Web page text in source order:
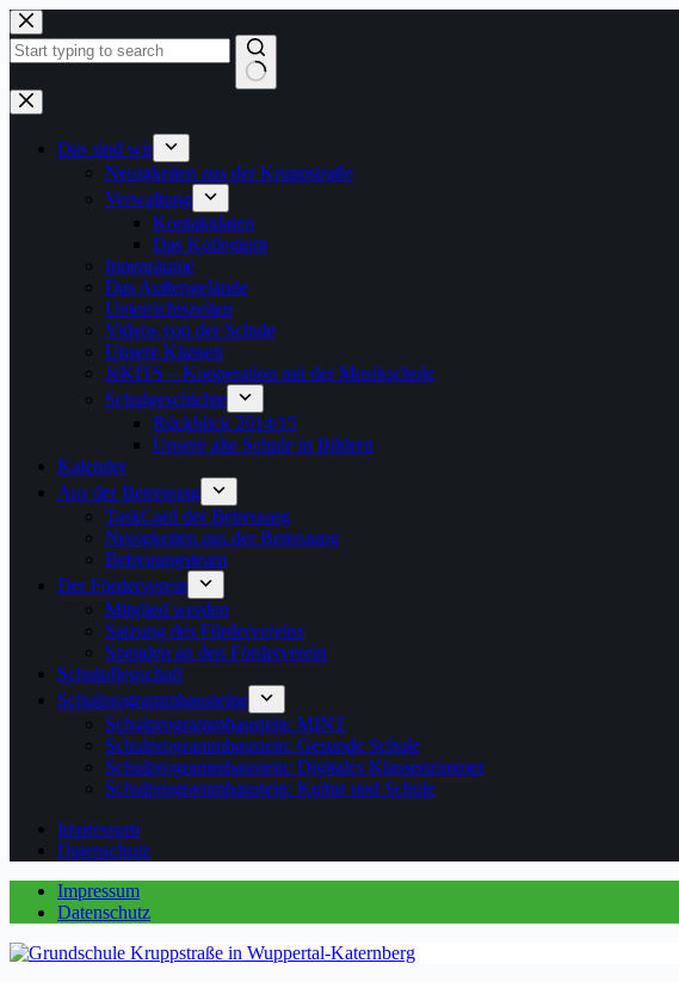
Zum
Inhalt
springen
Keine
Ergebnisse
Das sind wir
Neuigkeiten aus der Kruppstraße
Verwaltung
Kontaktdaten
Das Kollegium
Innenräume
Das Außengelände
Unterrichtszeiten
Videos von der Schule
Unsere Klassen
JeKITS – Kooperation mit der Musikschule
Schulgeschichte
Rückblick 2014/15
Unsere alte Schule in Bildern
Kalender
Aus der Betreuung
TaskCard der Betreuung
Neuigkeiten aus der Betreuung
Betreuungsteam
Der Förderverein
Mitglied werden
Satzung des Fördervereins
Spenden an den Förderverein
Schulpflegschaft
Schulprogrammbausteine
Schulprogrammbaustein: MINT
Schulprogrammbaustein: Gesunde Schule
Schulprogrammbaustein: Digitales Klassenzimmer
Schulprogrammbaustein: Kultur und Schule
Impressum
Datenschutz
Impressum
Datenschutz